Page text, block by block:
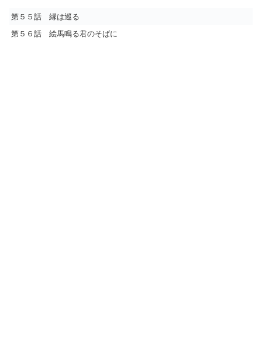
第５５話 縁は巡る
第５６話 絵馬鳴る君のそばに